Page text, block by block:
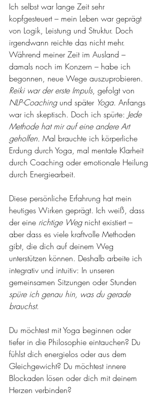
Ich selbst war lange Zeit sehr
kopfgesteuert – mein Leben war geprägt
von Logik, Leistung und Struktur. Doch
irgendwann reichte das nicht mehr.
Während meiner Zeit im Ausland –
damals noch im Konzern – habe ich
begonnen, neue Wege auszuprobieren.
Reiki war der erste Impuls, gefolgt von
NLP-Coaching und später Yoga. Anfangs
war ich skeptisch. Doch ich spürte: Jede
Methode hat mir auf eine andere Art
geholfen. Mal brauchte ich körperliche
Erdung durch Yoga, mal mentale Klarheit
durch Coaching oder emotionale Heilung
durch Energiearbeit.
Diese persönliche Erfahrung hat mein
heutiges Wirken geprägt. Ich weiß, dass
der eine richtige Weg nicht existiert –
aber dass es viele kraftvolle Methoden
gibt, die dich auf deinem Weg
unterstützen können. Deshalb arbeite ich
integrativ und intuitiv: In unseren
gemeinsamen Sitzungen oder Stunden
spüre ich genau hin, was du gerade
brauchst.
Du möchtest mit Yoga beginnen oder
tiefer in die Philosophie eintauchen? Du
fühlst dich energielos oder aus dem
Gleichgewicht? Du möchtest innere
Blockaden lösen oder dich mit deinem
Herzen verbinden?